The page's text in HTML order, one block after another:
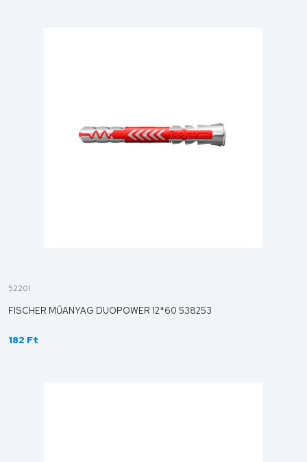
52201
FISCHER MŰANYAG DUOPOWER 12*60 538253
182 Ft